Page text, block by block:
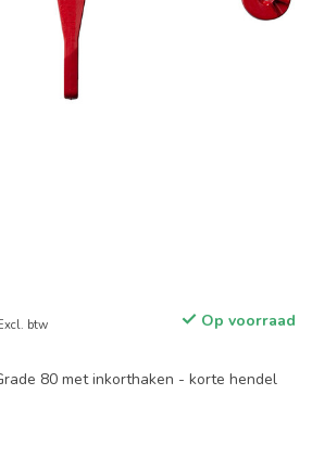
btw Op voorraad
80 met inkorthaken - korte hendel